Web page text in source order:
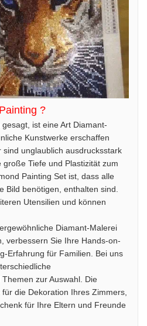
?
ist eine Art Diamant-
Kunstwerke erschaffen
sind unglaublich ausdrucksstark
Tiefe und Plastizität zum
Painting Set ist, dass alle
Bild benötigen, enthalten sind.
Utensilien und können
Diamant-Malerei
verbessern Sie Ihre Hands-on-
Erfahrung für Familien. Bei uns
zur Auswahl. Die
die Dekoration Ihres Zimmers,
für Ihre Eltern und Freunde